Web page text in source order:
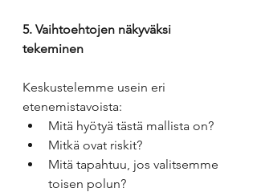
5. Vaihtoehtojen näkyväksi
tekeminen
Keskustelemme usein eri
etenemistavoista:
Mitä hyötyä tästä mallista on?
Mitkä ovat riskit?
Mitä tapahtuu, jos valitsemme
toisen polun?